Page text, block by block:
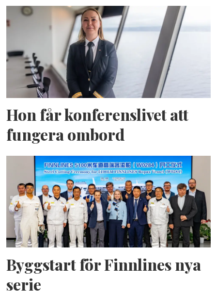
Hon får konferenslivet att
fungera ombord
Byggstart för Finnlines nya
serie